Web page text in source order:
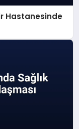
Hastanesinde